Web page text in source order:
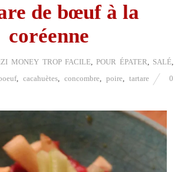
de bœuf à la
coréenne
MONEY TROP FACILE,POUR ÉPATER, SALÉ,
, cacahuètes,concombre,poire,tartare
0